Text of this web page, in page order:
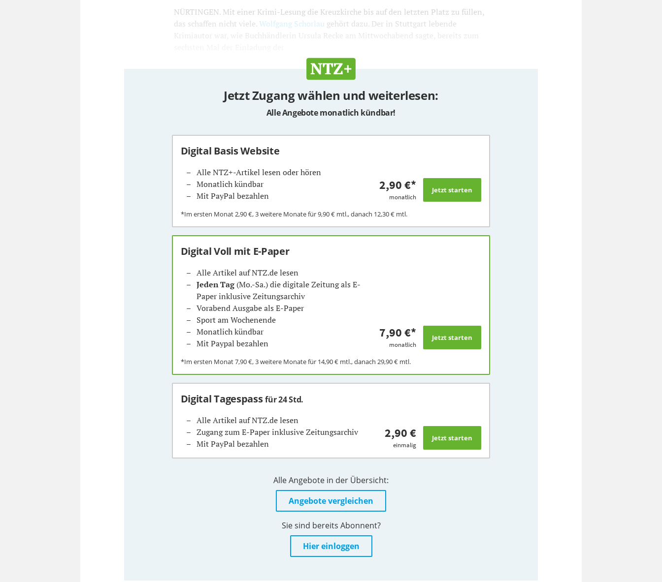
NÜRTINGEN. Mit einer Krimi-Lesung die Kreuzkirche bis auf den letzten Platz zu füllen,
das schaffen nicht viele.Wolfgang Schorlau gehört dazu. Der in Stuttgart lebende
Krimiautor war, wie Buchhändlerin Ursula Recke am Mittwochabend sagte, bereits zum
Jetzt Zugang wählen und weiterlesen:
Alle Angebote monatlich kündbar!
Digital Basis Website
Alle NTZ+-Artikel lesen oder hören
Monatlich kündbar
Mit PayPal bezahlen
2,90 €*
monatlich
*Im ersten Monat2,90 €, 3 weitere Monate für9,90 €mtl., danach 12,30 €mtl.
Digital Voll mit E-Paper
Alle Artikel auf NTZ.de lesen
Jeden Tag(Mo.-Sa.) die digitale Zeitung als E-
Paper inklusive Zeitungsarchiv
Vorabend Ausgabe als E-Paper
Sport am Wochenende
Monatlich kündbar
Mit Paypal bezahlen
7,90 €*
monatlich
*Im ersten Monat7,90 €, 3 weitere Monate für 14,90 €mtl., danach 29,90 €mtl.
Digital Tagespassfür 24 Std.
Alle Artikel auf NTZ.de lesen
Zugang zum E-Paper inklusive Zeitungsarchiv
Mit PayPal bezahlen
2,90 €
einmalig
Alle Angebote in der Übersicht:
Angebote vergleichen
Sie sind bereits Abonnent?
Hier einloggen